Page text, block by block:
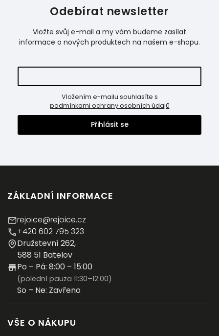
Odebírat newsletter
Vložte svůj e-mail a my vám budeme zasílat
informace o nových produktech na našem e-shopu.
podmínkami ochrany osobních údajů
Přihlásit se
ZÁKLADNÍ INFORMACE
rejoice@rejoice.cz
+420 602 795 323
Družstevní 262,
588 51 Batelov
Po – Pá: 8:00 – 15:00
(polední pauza 11:30–12:00)
So – Ne: Zavřeno
VŠE O NÁKUPU